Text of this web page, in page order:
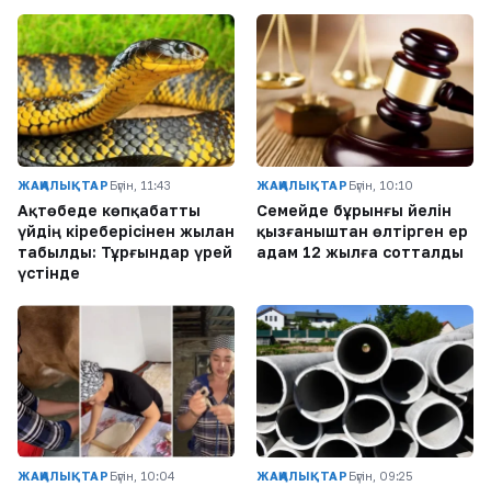
ЖАҢАЛЫҚТАР Бүгін, 11:43
Ақтөбеде көпқабатты
үйдің кіреберісінен жылан
табылды: Тұрғындар үрей
үстінде
ЖАҢАЛЫҚТАР Бүгін, 10:10
Семейде бұрынғы әйелін
қызғаныштан өлтірген ер
адам 12 жылға сотталды
ЖАҢАЛЫҚТАР Бүгін, 10:04 ЖАҢАЛЫҚТАР Бүгін, 09:25